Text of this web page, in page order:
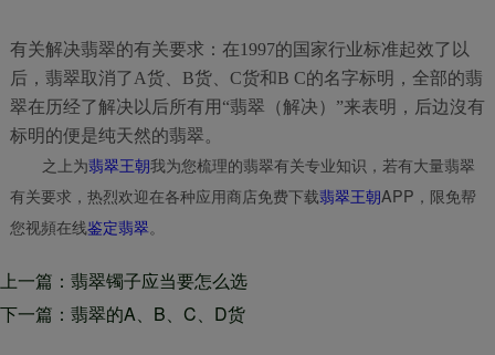
有关解决翡翠的有关要求：在1997的国家行业标准起效了以
后，翡翠取消了A货、B货、C货和B C的名字标明，全部的翡
翠在历经了解决以后所有用“翡翠（解决）”来表明，后边沒有
标明的便是纯天然的翡翠。
之上为翡翠王朝我为您梳理的翡翠有关专业知识，若有大量翡翠
有关要求，热烈欢迎在各种应用商店免费下载翡翠王朝APP，限免帮
您视頻在线鉴定翡翠。
上一篇：翡翠镯子应当要怎么选
择？要买的一定要看一下
下一篇：翡翠的A、B、C、D货